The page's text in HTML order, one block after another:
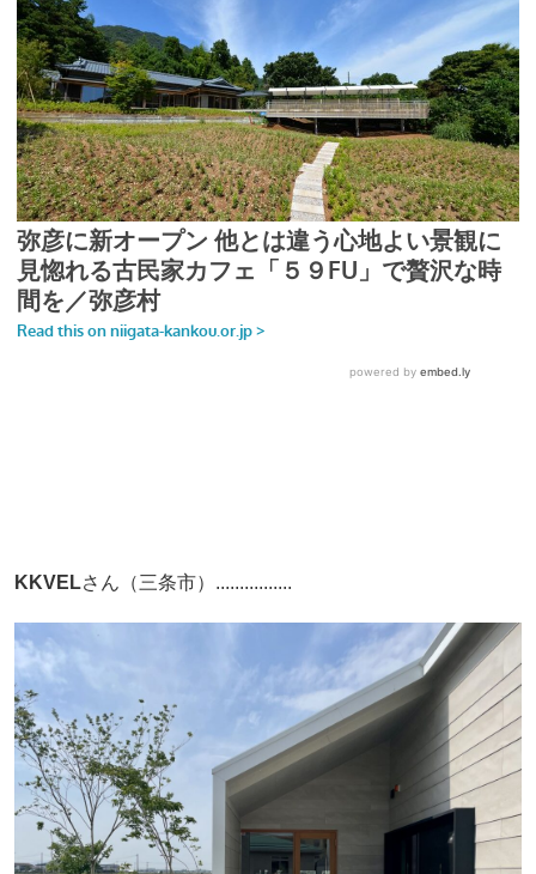
KKVELさん（三条市）................